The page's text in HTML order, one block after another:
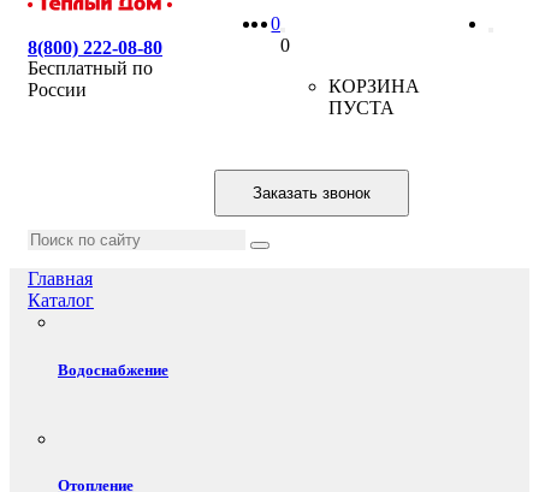
8(800) 222-08-80
Бесплатный по
России
0
0
КОРЗИНА
ПУСТА
Заказать звонок
Главная
Каталог
Водоснабжение
Отопление